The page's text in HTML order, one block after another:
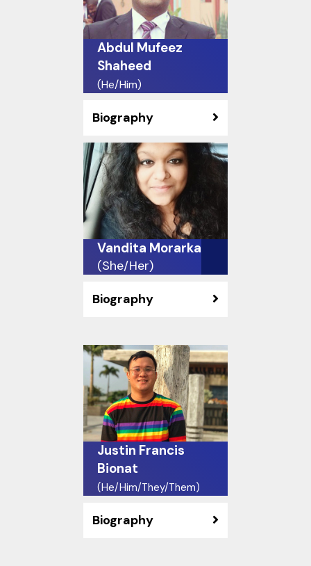
Abdul Mufeez
Shaheed
(He/Him)
Biography
Vandita Morarka
(She/Her)
Biography
Justin Francis
Bionat
(He/Him/They/Them)
Biography